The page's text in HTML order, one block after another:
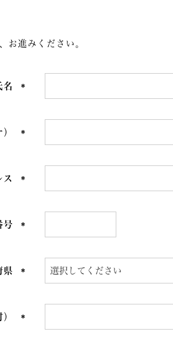
お進みください。
名
）
ス
号
県
）